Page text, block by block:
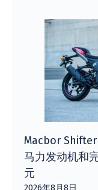
Macbor Shifter
马力发动机和
元
2026年8月8日